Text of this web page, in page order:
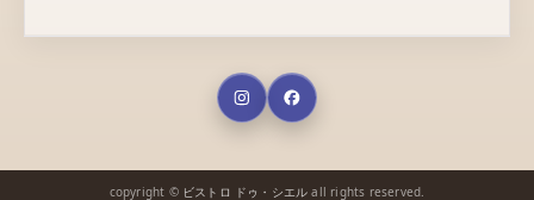
copyright © ビストロ ドゥ・シエル all rights reserved.